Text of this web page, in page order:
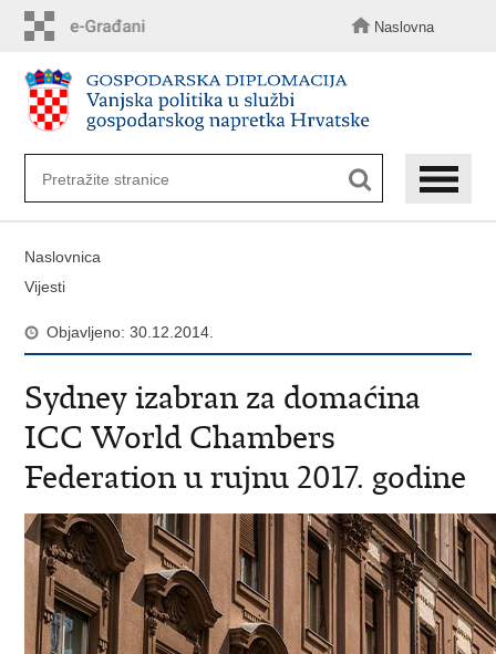
sadržaj
Naslovna
Naslovnica
Vijesti
Objavljeno: 30.12.2014.
Sydney izabran za domaćina
ICC World Chambers
Federation u rujnu 2017. godine